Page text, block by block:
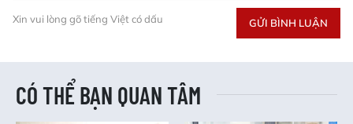
Xin vui lòng gõ tiếng Việt có dấu GỬI BÌNH LUẬN
CÓ THỂ BẠN QUAN TÂM